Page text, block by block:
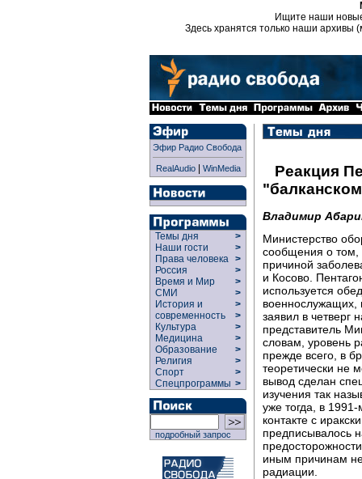
Ищите наши
Здесь хранятся только наши архивы
Эфир Радио Свобода
RealAudio| WinMedia
Темы дня
>
Наши гости
>
Права человека >
Россия
>
Время и Мир
>
СМИ
>
История и
современность
>
>
Культура
>
Медицина
>
Образование
>
Религия
>
Спорт
>
Спецпрограммы >
подробный запрос
Реакция
Владимир
Министерство
сообщения о том,
причиной
и Косово.
используется
военнослужащих,
заявил в
представитель
словам, уровень
прежде всего, в
теоретически не
вывод сделан
изучения так
уже тогда, в
контакте с
предписывалось
иным причинам
радиации.